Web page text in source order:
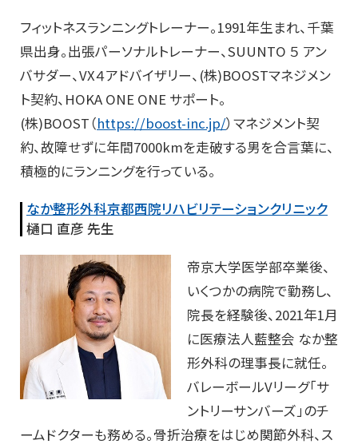
フィットネスランニングトレーナー。1991年生まれ、千葉
県出身。出張パーソナルトレーナー、SUUNTO ５ アン
バサダー、VX４アドバイザリー、(株)BOOSTマネジメン
ト契約、HOKA ONE ONE サポート。
(株)BOOST（https://boost-inc.jp/）マネジメント契
約、故障せずに年間7000kmを走破する男を合言葉に、
積極的にランニングを行っている。
なか整形外科京都西院リハビリテーションクリニック
樋口 直彦 先生
帝京大学医学部卒業後、
いくつかの病院で勤務し、
院長を経験後、2021年1月
に医療法人藍整会 なか整
形外科の理事長に就任。
バレーボールVリーグ「サ
ントリーサンバーズ」のチ
ームドクターも務める。骨折治療をはじめ関節外科、ス